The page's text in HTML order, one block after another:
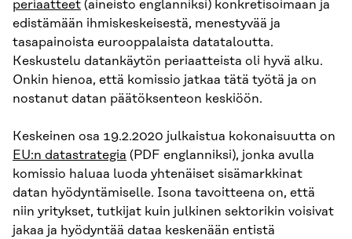
periaatteet (aineisto englanniksi) konkretisoimaan ja
edistämään ihmiskeskeisestä, menestyvää ja
tasapainoista eurooppalaista datataloutta.
Keskustelu datankäytön periaatteista oli hyvä alku.
Onkin hienoa, että komissio jatkaa tätä työtä ja on
nostanut datan päätöksenteon keskiöön.
Keskeinen osa 19.2.2020 julkaistua kokonaisuutta on
EU:n datastrategia (PDF englanniksi), jonka avulla
komissio haluaa luoda yhtenäiset sisämarkkinat
datan hyödyntämiselle. Isona tavoitteena on, että
niin yritykset, tutkijat kuin julkinen sektorikin voisivat
jakaa ja hyödyntää dataa keskenään entistä